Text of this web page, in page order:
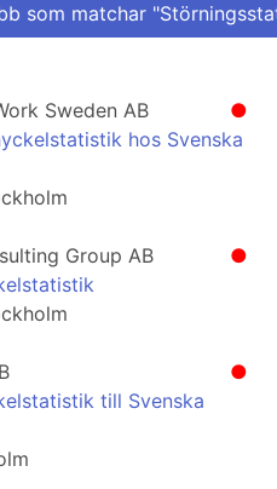
som matchar
●
Sweden AB
hos Svenska
●
Group AB
●
till Svenska